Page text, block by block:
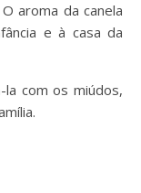
aroma da canela
e à casa da
com os miúdos,